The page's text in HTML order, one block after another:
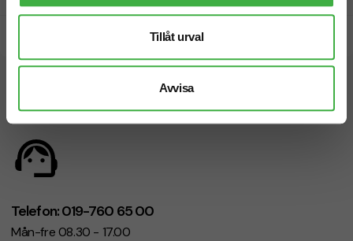
Tillåt urval
Avvisa
Vi hjälper dig gärna!
Telefon: 019-760 65 00
Mån-fre 08.30 - 17.00